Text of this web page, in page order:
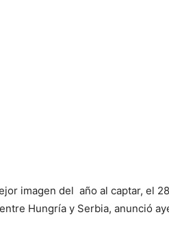
imagen del año al captar, el
Hungría y Serbia, anunció